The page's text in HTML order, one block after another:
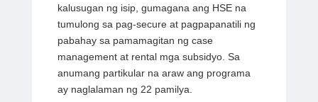
kalusugan ng isip, gumagana ang HSE na
tumulong sa pag-secure at pagpapanatili ng
pabahay sa pamamagitan ng case
management at rental mga subsidyo. Sa
anumang partikular na araw ang programa
ay naglalaman ng 22 pamilya.